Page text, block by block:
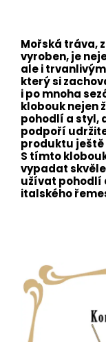
Mořská tráva,
vyroben, je
ale i
který si
i po mnoha
klobouk nejen
pohodlí a styl,
podpoří
produktu
S tímto
vypadat
užívat pohodlí
italského